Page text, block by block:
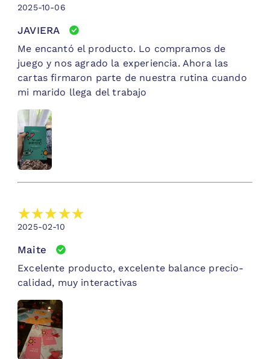
2025-10-06
JAVIERA
Me encantó el producto. Lo compramos de
juego y nos agrado la experiencia. Ahora las
cartas firmaron parte de nuestra rutina cuando
mi marido llega del trabajo
2025-02-10
Maite
Excelente producto, excelente balance precio-
calidad, muy interactivas